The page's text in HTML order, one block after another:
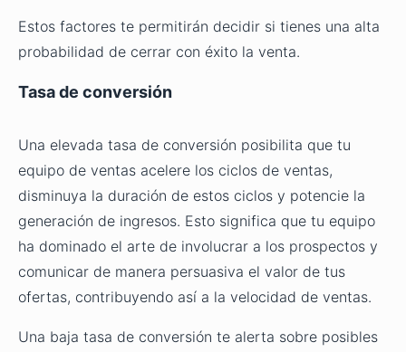
Estos factores te permitirán decidir si tienes una alta
probabilidad de cerrar con éxito la venta.
Tasa de conversión
Una elevada tasa de conversión posibilita que tu
equipo de ventas acelere los ciclos de ventas,
disminuya la duración de estos ciclos y potencie la
generación de ingresos. Esto significa que tu equipo
ha dominado el arte de involucrar a los prospectos y
comunicar de manera persuasiva el valor de tus
ofertas, contribuyendo así a la velocidad de ventas.
Una baja tasa de conversión te alerta sobre posibles